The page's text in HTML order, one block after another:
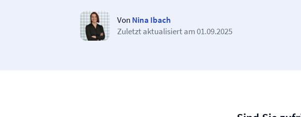
Von Nina Ibach
Zuletzt aktualisiert am01.09.2025